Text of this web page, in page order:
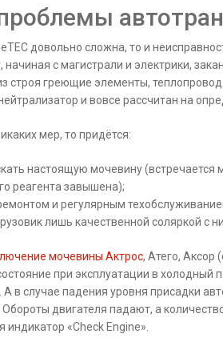
довольно сложна, то и
начиная с магистрали и электрики,
строя греющие элементы,
и вовсе рассчитан на
мер, то придётся:
настоящую мочевину (встречается
реагента завышена);
и регулярным
лишь качественной соляркой с
мочевины Актрос, Атего, Аксор
при эксплуатации в холодный
в случае падения уровня присадки
двигателя падают, а
индикатор «Check Engine».